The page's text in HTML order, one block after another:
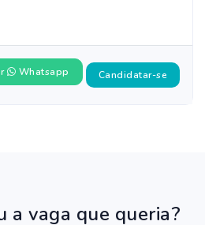
Whatsapp Candidatar-se
a vaga que queria?